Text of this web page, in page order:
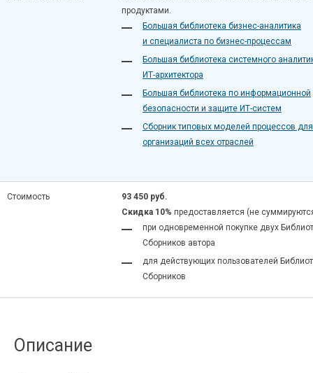
продуктами.
Большая библиотека бизнес-аналитика
и специалиста по бизнес-процессам
Большая библиотека системного
ИТ-архитектора
Большая библиотека по информационной
безопасности и защите ИТ-систем
Сборник типовых моделей процессов для
организаций всех отраслей
Стоимость
93 450 руб.
Скидка 10% предоставляется (не
при одновременной покупке двух
Сборников автора
для действующих пользователей
Сборников
Описание